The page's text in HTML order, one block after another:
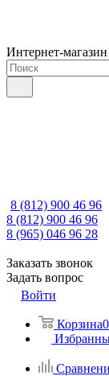
Интернет-магазин
8 (812) 900 46 96
8 (812) 900 46 96
8 (965) 046 96 28
Заказать звонок
Задать вопрос
Войти
Корзина0